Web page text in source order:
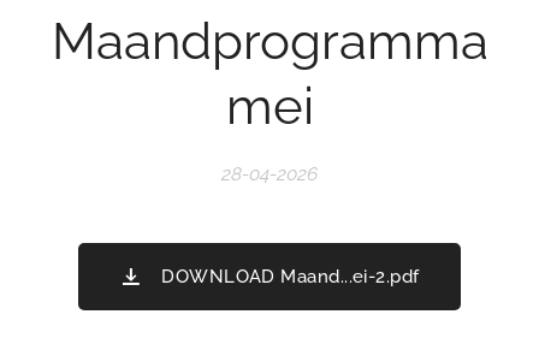
Maandprogramma
mei
28-04-2026
DOWNLOAD Maand...ei-2.pdf